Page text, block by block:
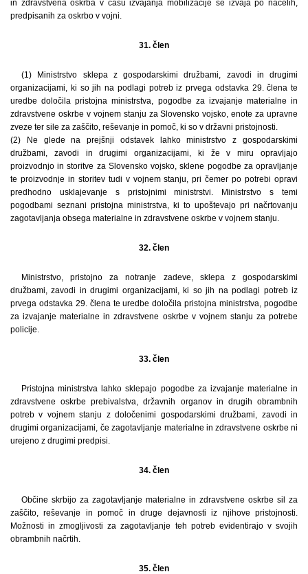
in zdravstvena oskrba v času izvajanja mobilizacije se izvaja po načelih,
predpisanih za oskrbo v vojni.
31. člen
(1) Ministrstvo sklepa z gospodarskimi družbami, zavodi in drugimi
organizacijami, ki so jih na podlagi potreb iz prvega odstavka 29. člena te
uredbe določila pristojna ministrstva, pogodbe za izvajanje materialne in
zdravstvene oskrbe v vojnem stanju za Slovensko vojsko, enote za upravne
zveze ter sile za zaščito, reševanje in pomoč, ki so v državni pristojnosti.
(2) Ne glede na prejšnji odstavek lahko ministrstvo z gospodarskimi
družbami, zavodi in drugimi organizacijami, ki že v miru opravljajo
proizvodnjo in storitve za Slovensko vojsko, sklene pogodbe za opravljanje
te proizvodnje in storitev tudi v vojnem stanju, pri čemer po potrebi opravi
predhodno usklajevanje s pristojnimi ministrstvi. Ministrstvo s temi
pogodbami seznani pristojna ministrstva, ki to upoštevajo pri načrtovanju
zagotavljanja obsega materialne in zdravstvene oskrbe v vojnem stanju.
32. člen
Ministrstvo, pristojno za notranje zadeve, sklepa z gospodarskimi
družbami, zavodi in drugimi organizacijami, ki so jih na podlagi potreb iz
prvega odstavka 29. člena te uredbe določila pristojna ministrstva, pogodbe
za izvajanje materialne in zdravstvene oskrbe v vojnem stanju za potrebe
policije.
33. člen
Pristojna ministrstva lahko sklepajo pogodbe za izvajanje materialne in
zdravstvene oskrbe prebivalstva, državnih organov in drugih obrambnih
potreb v vojnem stanju z določenimi gospodarskimi družbami, zavodi in
drugimi organizacijami, če zagotavljanje materialne in zdravstvene oskrbe ni
urejeno z drugimi predpisi.
34. člen
Občine skrbijo za zagotavljanje materialne in zdravstvene oskrbe sil za
zaščito, reševanje in pomoč in druge dejavnosti iz njihove pristojnosti.
Možnosti in zmogljivosti za zagotavljanje teh potreb evidentirajo v svojih
obrambnih načrtih.
35. člen